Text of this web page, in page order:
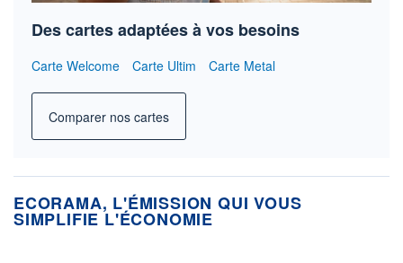
Des cartes adaptées à vos besoins
Carte Welcome Carte Ultim Carte Metal
Comparer nos cartes
ECORAMA, L'ÉMISSION QUI VOUS
SIMPLIFIE L'ÉCONOMIE